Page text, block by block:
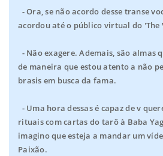
- Ora, se não acordo desse transe
acordou até o público virtual do 'The
- Não exagere. Ademais, são almas
de maneira que estou atento a não
brasis em busca da fama.
- Uma hora dessas é capaz de v
rituais com cartas do tarô à Baba
imagino que esteja a mandar um
Paixão.